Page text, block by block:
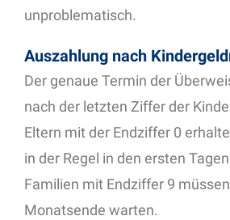
unproblematisch.
Auszahlung nach
Der genaue Termin der
nach der letzten Ziffer der
Eltern mit der Endziffer 0
in der Regel in den ersten
Familien mit Endziffer 9
Monatsende warten.